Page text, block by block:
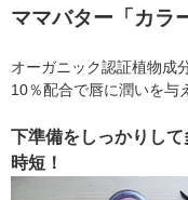
ママバター「カラ
オーガニック認証植物成
10％配合で唇に潤いを与
下準備をしっかりし
時短！